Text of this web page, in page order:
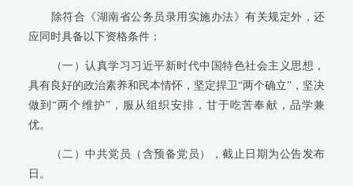
除符合《湖南省公务员录用实施办法》有关规定外，还
应同时具备以下资格条件：
（一）认真学习习近平新时代中国特色社会主义思想，
具有良好的政治素养和民本情怀，坚定捍卫“两个确立”，坚决
做到“两个维护”，服从组织安排，甘于吃苦奉献，品学兼
优。
（二）中共党员（含预备党员），截止日期为公告发布
日。